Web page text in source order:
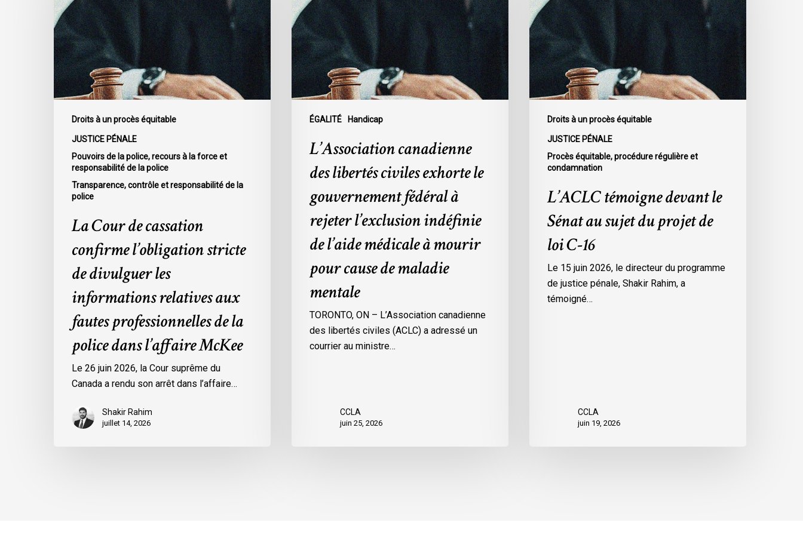
Droits à un procès équitable
JUSTICE PÉNALE
Pouvoirs de la police, recours à la force et
responsabilité de la police
Transparence, contrôle et responsabilité de la
police
cassation
confirme
l’obligation
stricte
de
divulguer
les
informations
fautes
professionnelles
police
l’affaire
McKee
La Cour de cassation
confirme l’obligation stricte
de divulguer les
informations relatives aux
fautes professionnelles de la
police dans l’affaire McKee
Le 26 juin 2026, la Cour suprême du
Canada a rendu son arrêt dans l’affaire…
Shakir Rahim
juillet 14, 2026
ÉGALITÉ Handicap
libertés
civiles
exhorte
le
gouvernement
fédéral
à
rejeter
indéfinie
l’aide
médicale
mourir
maladie
L’Association canadienne
des libertés civiles exhorte le
gouvernement fédéral à
rejeter l’exclusion indéfinie
de l’aide médicale à mourir
pour cause de maladie
mentale
TORONTO, ON – L’Association canadienne
des libertés civiles (ACLC) a adressé un
courrier au ministre…
CCLA
juin 25, 2026
Droits à un procès équitable
JUSTICE PÉNALE
Procès équitable, procédure régulière et
condamnation
le
Sénat
au
sujet
du
projet
de
L’ACLC témoigne devant le
Sénat au sujet du projet de
loi C-16
Le 15 juin 2026, le directeur du programme
de justice pénale, Shakir Rahim, a
témoigné…
CCLA
juin 19, 2026